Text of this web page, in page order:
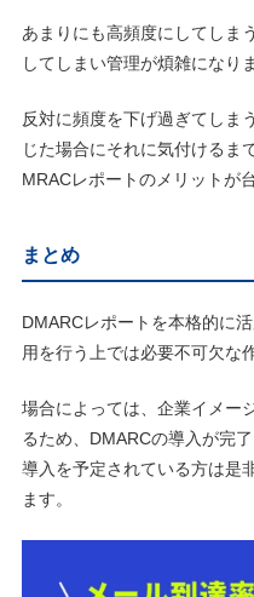
あまりにも高頻度にしてしま
してしまい管理が煩雑になり
反対に頻度を下げ過ぎてしま
じた場合にそれに気付けるま
MRACレポートのメリットが
まとめ
DMARCレポートを本格的に
用を行う上では必要不可欠な
場合によっては、企業イメー
るため、DMARCの導入が完
導入を予定されている方は是
ます。